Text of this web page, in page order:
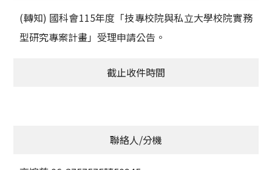
學術榮譽
(轉知) 國科會115年度「技專校院與私立大學校院實務
型研究專案計畫」受理申請公告。
截止收件時間
聯絡人/分機